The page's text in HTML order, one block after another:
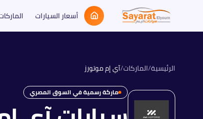
أسعار السيارات
الرئيسية/الماركات/آي إم موتورز
ماركة رسمية في السوق المصري